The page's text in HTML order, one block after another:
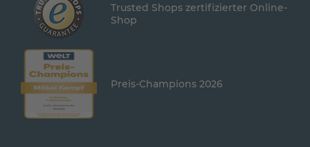
Trusted Shops zertifizierter Online-
Shop
Preis-Champions 2026